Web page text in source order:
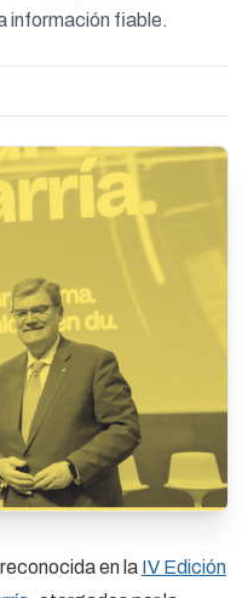
información fiable.
en la IV Edición